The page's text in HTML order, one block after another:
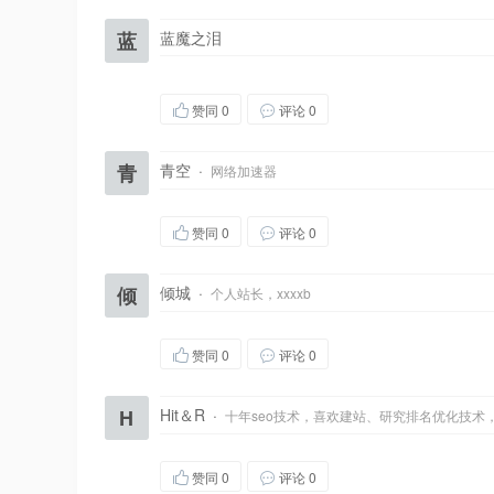
蓝 蓝魔之泪
赞同 0 评论 0
青 青空 · 网络加速器
赞同 0 评论 0
倾 倾城 · 个人站长，xxxxb
赞同 0 评论 0
H Hit＆R · 十年seo技术，喜欢建站、研究排名优化技术
赞同 0 评论 0